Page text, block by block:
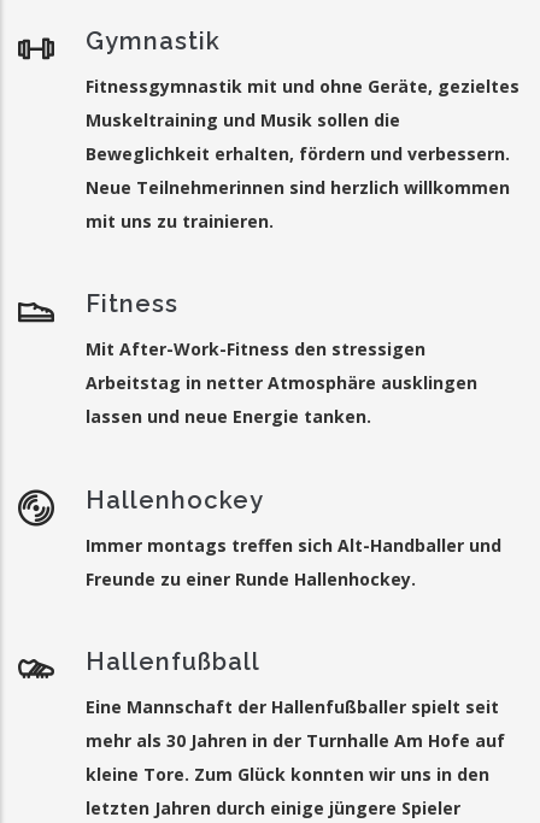
Gymnastik
Fitnessgymnastik mit und ohne Geräte, gezieltes
Muskeltraining und Musik sollen die
Beweglichkeit erhalten, fördern und verbessern.
Neue Teilnehmerinnen sind herzlich willkommen
mit uns zu trainieren.
Fitness
Mit After-Work-Fitness den stressigen
Arbeitstag in netter Atmosphäre ausklingen
lassen und neue Energie tanken.
Hallenhockey
Immer montags treffen sich Alt-Handballer und
Freunde zu einer Runde Hallenhockey.
Hallenfußball
Eine Mannschaft der Hallenfußballer spielt seit
mehr als 30 Jahren in der Turnhalle Am Hofe auf
kleine Tore. Zum Glück konnten wir uns in den
letzten Jahren durch einige jüngere Spieler